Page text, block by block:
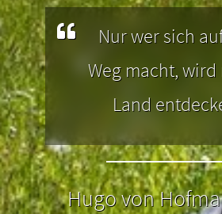
Nur wer sich
Weg macht, wird
Land
Hugo von